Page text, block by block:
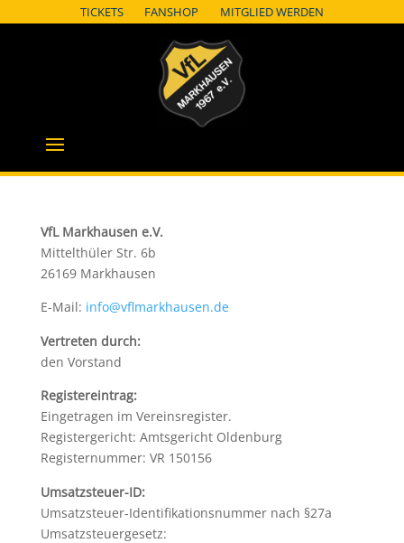
TICKETS FANSHOP MITGLIED WERDEN
VfL Markhausen e.V.
Mittelthüler Str. 6b
26169 Markhausen
E-Mail: info@vflmarkhausen.de
Vertreten durch:
den Vorstand
Registereintrag:
Eingetragen im Vereinsregister.
Registergericht: Amtsgericht Oldenburg
Registernummer: VR 150156
Umsatzsteuer-ID:
Umsatzsteuer-Identifikationsnummer nach §27a
Umsatzsteuergesetz: